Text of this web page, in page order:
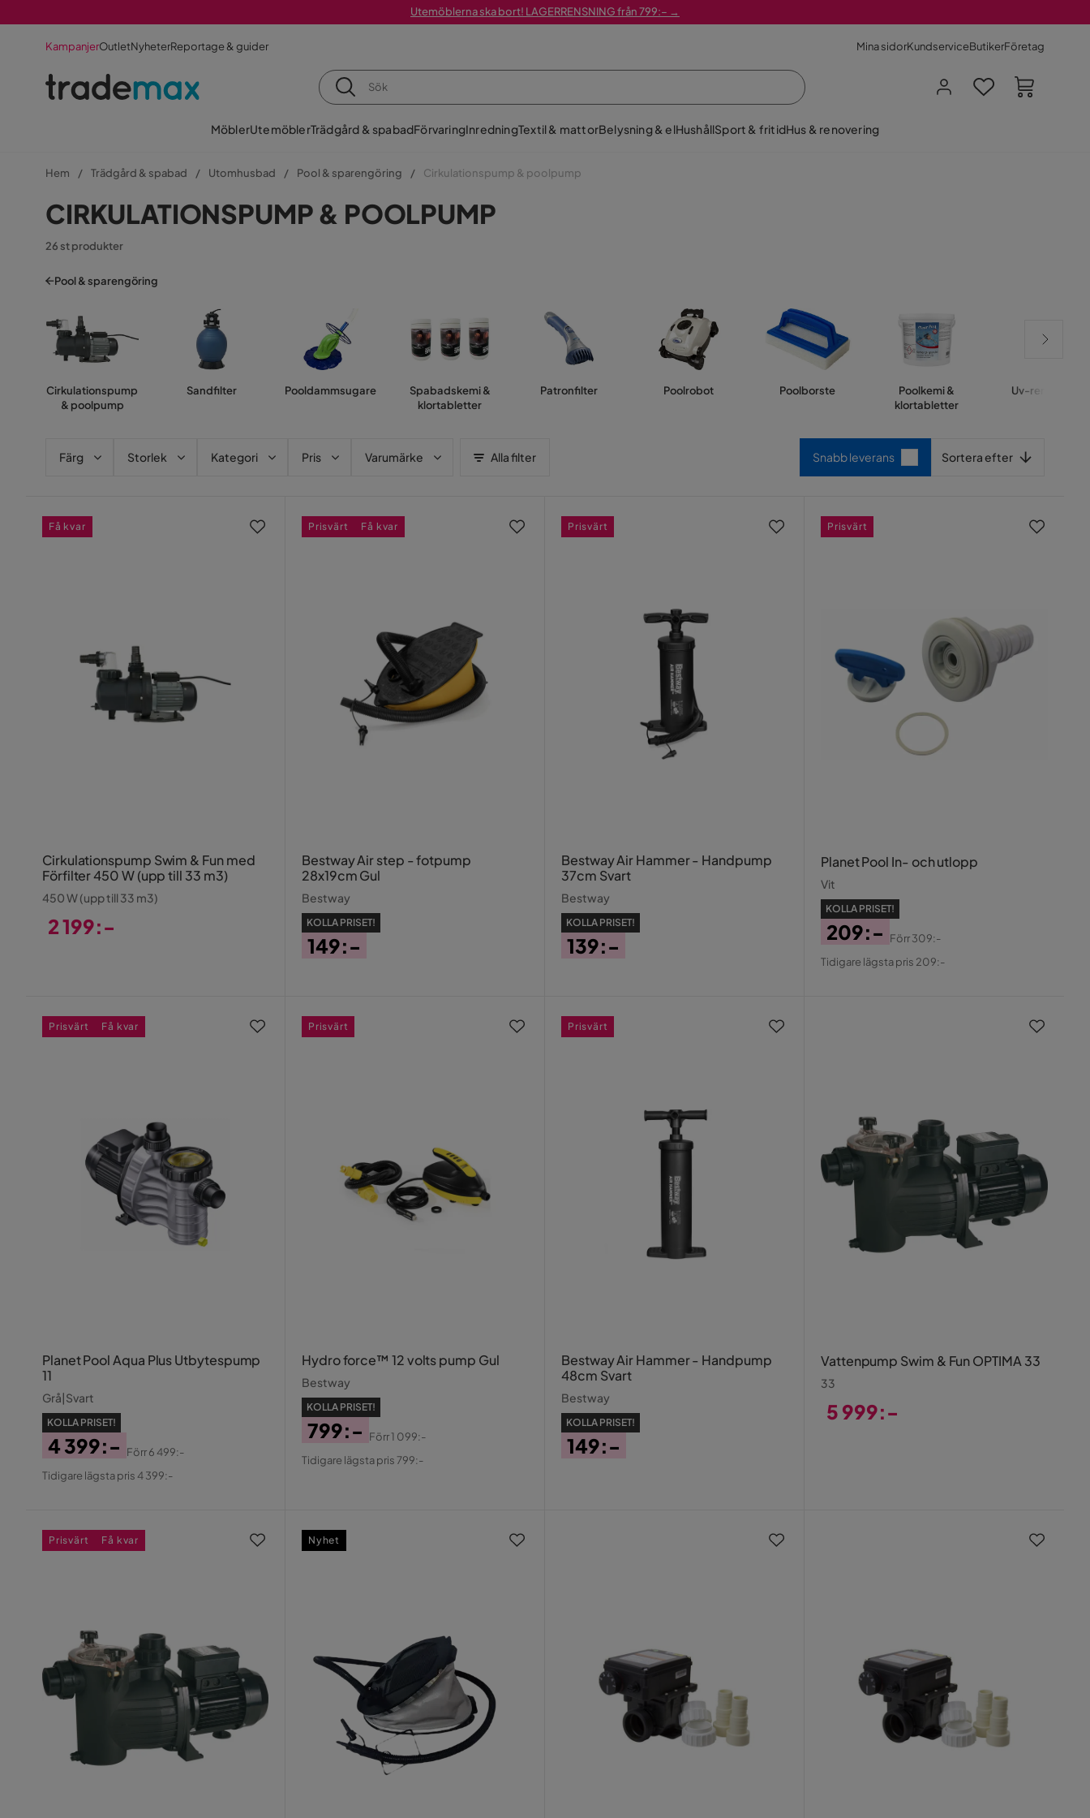
Utemöblerna ska bort! LAGERRENSNING från 799:– →
KampanjerOutletNyheterReportage & guider Mina sidorKundserviceButikerFöretag
MöblerUtemöblerTrädgård & spabadFörvaringInredningTextil & mattorBelysning & elHushållSport & fritidHus & renovering
Hem Trädgård & spabad Utomhusbad Pool & sparengöring Cirkulationspump & poolpump
CIRKULATIONSPUMP & POOLPUMP
26 st produkter
Pool & sparengöring
Cirkulationspump
& poolpump
Sandfilter Pooldammsugare
Spabadskemi &
klortabletter
Patronfilter Poolrobot Poolborste
Poolkemi &
klortabletter
Uv-rengöring
Färg Storlek Kategori Pris Varumärke Alla filter Snabb leverans Sortera efter
Cirkulationspump Swim & Fun med
Förfilter 450 W (upp till 33 m3)
450 W (upp till 33 m3)
2 199:-
Få kvar
Bestway Air step - fotpump
28x19cm Gul
Bestway
KOLLA PRISET!
149:-
Prisvärt Få kvar
Bestway Air Hammer - Handpump
37cm Svart
Bestway
KOLLA PRISET!
139:-
Prisvärt
Planet Pool In- och utlopp
Vit
KOLLA PRISET!
Pris
209:-
Original
Förr309:-
Tidigare lägsta pris 209:-
Prisvärt
Planet Pool Aqua Plus Utbytespump
11
Grå|Svart
KOLLA PRISET!
Pris
4 399:-
Original
Förr6 499:-
Tidigare lägsta pris 4 399:-
Prisvärt Få kvar
Hydro force™ 12 volts pump Gul
Bestway
KOLLA PRISET!
Pris
799:-
Original
Förr1 099:-
Tidigare lägsta pris 799:-
Prisvärt
Bestway Air Hammer - Handpump
48cm Svart
Bestway
KOLLA PRISET!
149:-
Prisvärt
Vattenpump Swim & Fun OPTIMA 33
33
5 999:-
Prisvärt Få kvar Nyhet